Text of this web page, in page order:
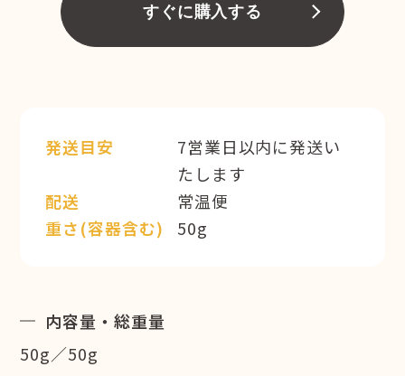
すぐに購入する
発送目安
7営業日以内に発送い
たします
配送
常温便
重さ(容器含む)
50g
内容量・総重量
50g／50g